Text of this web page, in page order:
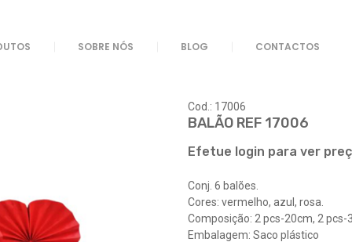
SOBRE NÓS BLOG CONTACTOS
Cod.: 17006
BALÃO REF 17006
Efetue login para ver
Conj. 6 balões.
Cores: vermelho, azul, rosa.
Composição: 2 pcs-20cm, 2 pcs-
Embalagem: Saco plástico